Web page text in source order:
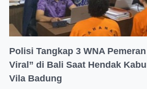
Polisi Tangkap 3 WNA
Viral” di Bali Saat Hendak
Vila Badung